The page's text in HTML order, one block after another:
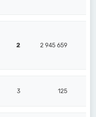
2 2 945 659
3 125